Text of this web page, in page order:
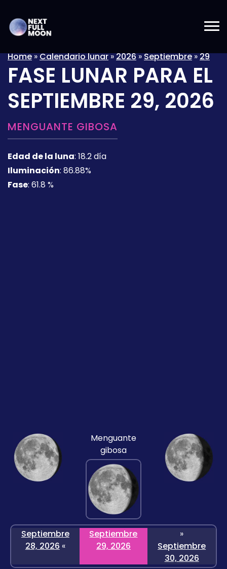
Home»Calendario lunar»2026»Septiembre»29
FASE LUNAR PARA EL
SEPTIEMBRE 29, 2026
MENGUANTE GIBOSA
Edad de la luna: 18.2 día
Iluminación: 86.88%
Fase: 61.8 %
Menguante
gibosa
Septiembre
28, 2026 «
Septiembre
29, 2026
»
Septiembre
30, 2026